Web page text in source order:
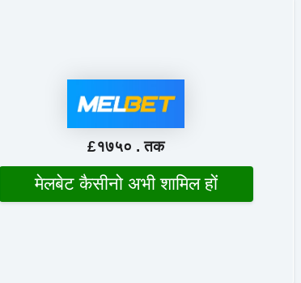
£१७५० . तक
मेलबेट कैसीनो अभी शामिल हों